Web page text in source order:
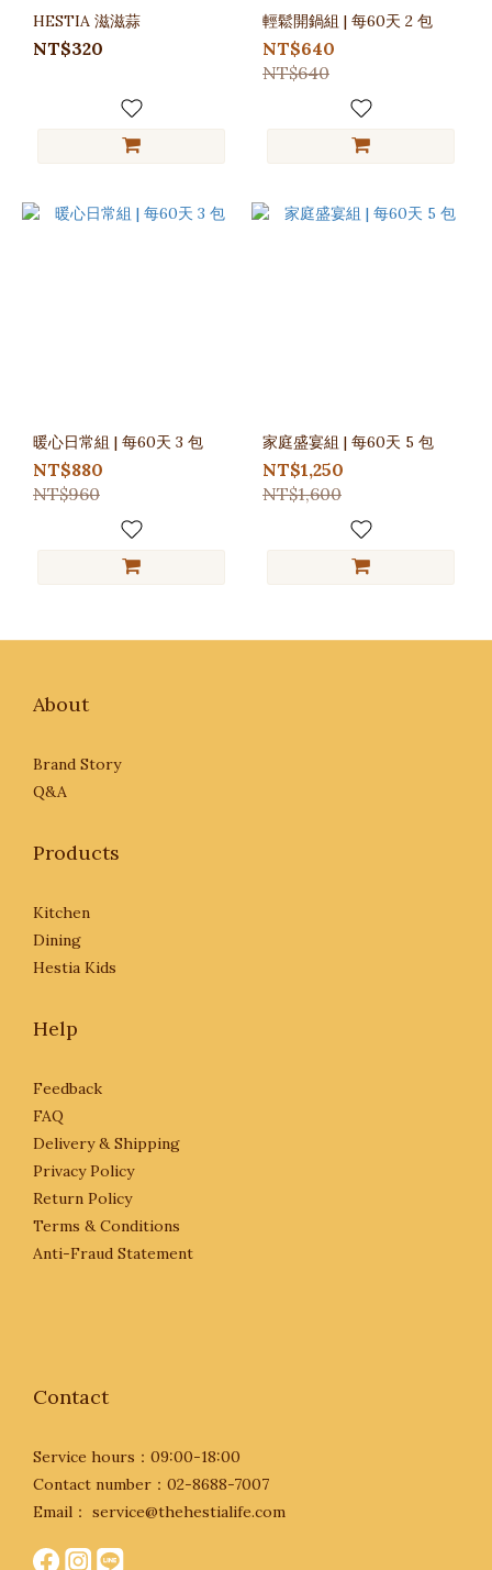
HESTIA 滋滋蒜
NT$320
輕鬆開鍋組 | 每60天 2 包
NT$640
NT$640
暖心日常組 | 每60天 3 包
NT$880
NT$960
家庭盛宴組 | 每60天 5 包
NT$1,250
NT$1,600
About
Brand Story
Q&A
Products
Kitchen
Dining
Hestia Kids
Help
Feedback
FAQ
Delivery & Shipping
Privacy Policy
Return Policy
Terms & Conditions
Anti-Fraud Statement
Contact
Service hours：09:00-18:00
Contact number：02-8688-7007
Email： service@thehestialife.com